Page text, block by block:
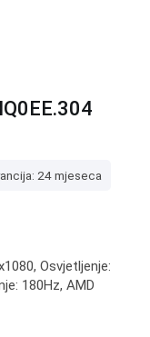
24 mjeseca
Osvjetljenje:
180Hz, AMD